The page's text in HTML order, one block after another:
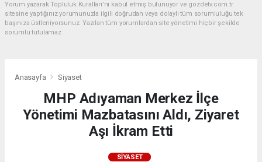
Yorum yazarak Topluluk Kuralları’nı kabul etmiş bulunuyor ve gozdetv.com.tr
sitesine yaptığınız yorumunuzla ilgili doğrudan veya dolaylı tüm sorumluluğu tek
başınıza üstleniyorsunuz. Yazılan tüm yorumlardan site yönetimi hiçbir şekilde
sorumlu tutulamaz.
Anasayfa Siyaset
MHP Adıyaman Merkez İlçe
Yönetimi Mazbatasını Aldı, Ziyaret
Aşı İkram Etti
SIYASET